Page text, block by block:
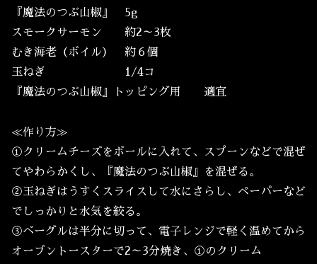
『魔法のつぶ山椒』 5g
スモークサーモン 約2～3枚
むき海老（ボイル） 約６個
玉ねぎ 1/4コ
『魔法のつぶ山椒』トッピング用 適宜
≪作り方≫
①クリームチーズをボールに入れて、スプーンなどで混ぜ
てやわらかくし、『魔法のつぶ山椒』を混ぜる。
②玉ねぎはうすくスライスして水にさらし、ペーパーなど
でしっかりと水気を絞る。
③ベーグルは半分に切って、電子レンジで軽く温めてから
オーブントースターで2～3分焼き、①のクリーム